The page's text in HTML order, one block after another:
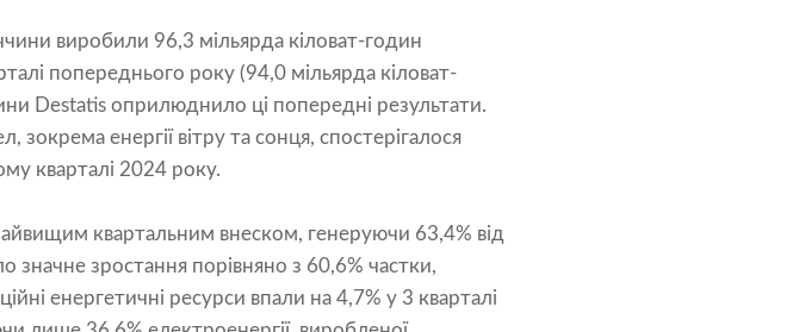
виробили 96,3 мільярда кіловат-годин
попереднього року (94,0 мільярда кіловат-
Destatis оприлюднило ці попередні результати.
енергії вітру та сонця, спостерігалося
кварталі 2024 року.
квартальним внеском, генеруючи 63,4% від
значне зростання порівняно з 60,6% частки,
енергетичні ресурси впали на 4,7% у 3 кварталі